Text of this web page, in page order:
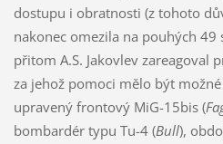
dostupu i obratnosti (z tohoto
nakonec omezila na pouhých
přitom A.S. Jakovlev zareagoval
za jehož pomoci mělo být
upravený frontový MiG-15bis (
bombardér typu Tu-4 (Bull),